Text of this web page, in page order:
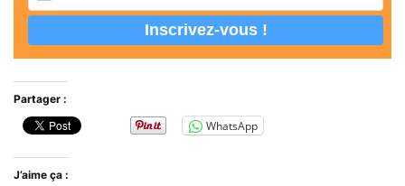
Partager :
WhatsApp
J’aime ça :